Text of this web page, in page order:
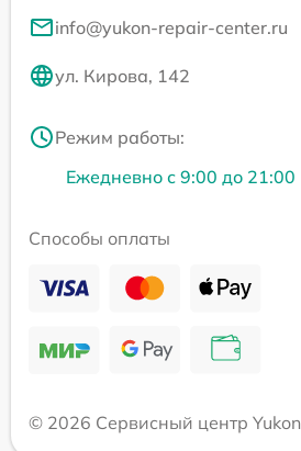
info@yukon-repair-center.ru
ул. Кирова, 142
Режим работы:
Ежедневно с 9:00 до 21:00
Способы оплаты
© 2026 Сервисный центр Yukon